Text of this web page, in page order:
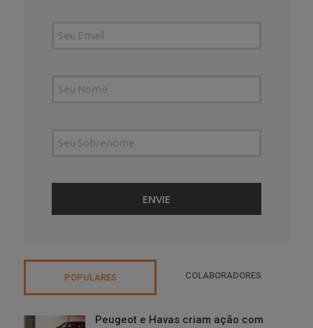
POPULARES COLABORADORES
Peugeot e Havas criam ação com